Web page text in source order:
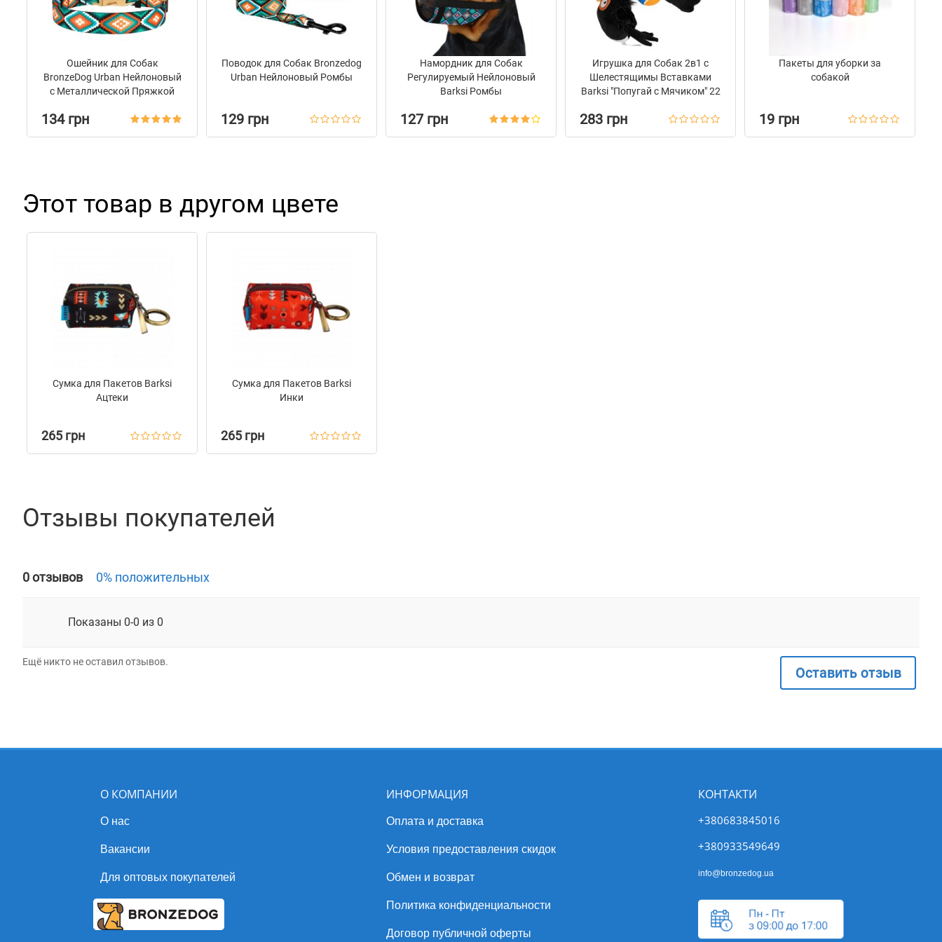
Ошейник для Собак
BronzeDog Urban Нейлоновый
c Металлической Пряжкой
134 грн
Поводок для Собак Bronzedog
Urban Нейлоновый Ромбы
129 грн
Намордник для Собак
Регулируемый Нейлоновый
Barksi Ромбы
127 грн
Игрушка для Собак 2в1 с
Шелестящимы Вставками
Barksi "Попугай с Мячиком" 22
283 грн
Пакеты для уборки за
собакой
19 грн
Этот товар в другом цвете
Сумка для Пакетов Barksi
Ацтеки
265 грн
Сумка для Пакетов Barksi
Инки
265 грн
Отзывы покупателей
0 отзывов 0% положительных
Показаны 0-0 из 0
Ещё никто не оставил отзывов.
Оставить отзыв
О КОМПАНИИ
О нас
Вакансии
Для оптовых покупателей
ИНФОРМАЦИЯ
Оплата и доставка
Условия предоставления скидок
Обмен и возврат
Политика конфиденциальности
Договор публичной оферты
КОНТАКТИ
+380683845016
+380933549649
info@bronzedog.ua